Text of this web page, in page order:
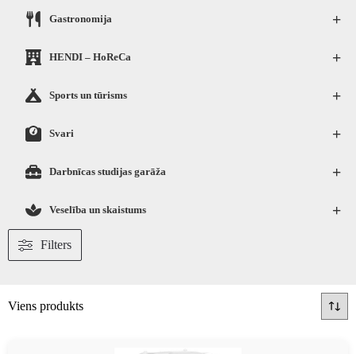
+
Gastronomija
+
HENDI – HoReCa
+
Sports un tūrisms
+
Svari
+
Darbnīcas studijas garāža
+
Veselība un skaistums
Filters
Viens produkts